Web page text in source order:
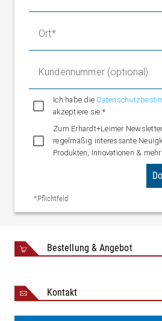
Stellwalze
Gewicht Festlager
Ort
Kundennummer (optional)
Ich habe die
akzeptiere sie.*
Zum Erhardt+Leimer
regelmäßig interessante
Produkten, Innovationen &
*Pflichtfeld
Bestellung & Angebot
Kontakt